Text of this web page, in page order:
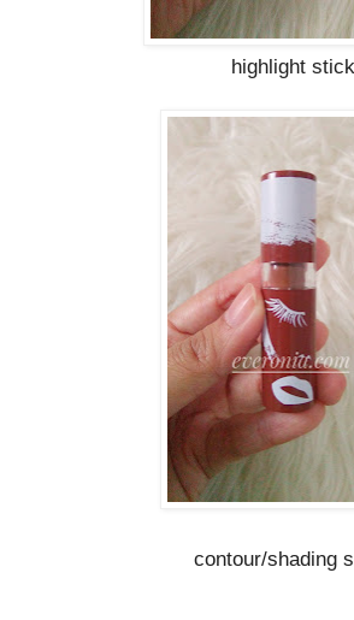
highlight stick
contour/shading